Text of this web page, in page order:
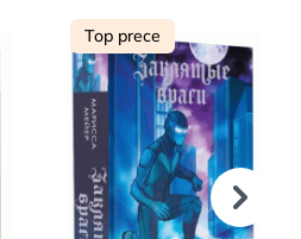
Top prece